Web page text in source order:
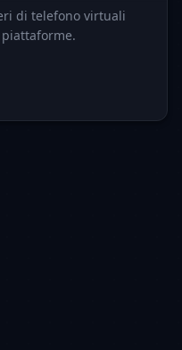
di telefono virtuali
piattaforme.